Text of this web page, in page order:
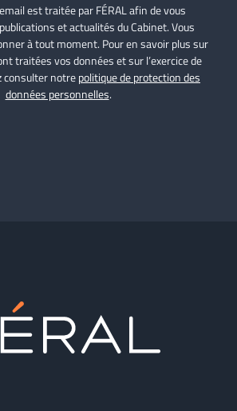
est traitée par FÉRAL afin de vous
et actualités du Cabinet. Vous
à tout moment. Pour en savoir plus sur
traitées vos données et sur l’exercice de
consulter notrepolitique de protection des
données personnelles.